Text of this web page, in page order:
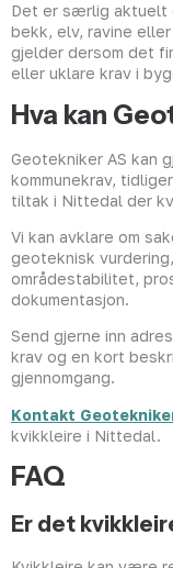
Det er særlig aktuelt
bekk, elv, ravine
gjelder dersom det
eller uklare krav i
Hva kan
Geotekniker AS kan
kommunekrav,
tiltak i Nittedal der
Vi kan avklare om
geoteknisk
områdestabilitet,
dokumentasjon.
Send gjerne inn
krav og en kort
gjennomgang.
Kontakt
kvikkleire i Nittedal.
FAQ
Er det